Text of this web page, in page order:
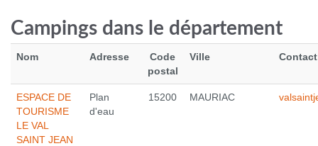
Voir le produit
Campings dans le département
Nom Adresse
Code
postal
Ville Contact
ESPACE DE
TOURISME
LE VAL
SAINT JEAN
Plan
d'eau
15200 MAURIAC